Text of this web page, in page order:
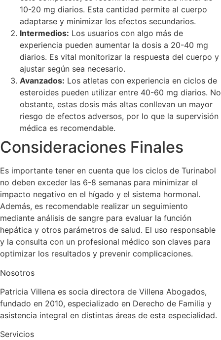
10-20 mg diarios. Esta cantidad permite al cuerpo
adaptarse y minimizar los efectos secundarios.
Intermedios: Los usuarios con algo más de
experiencia pueden aumentar la dosis a 20-40 mg
diarios. Es vital monitorizar la respuesta del cuerpo y
ajustar según sea necesario.
Avanzados: Los atletas con experiencia en ciclos de
esteroides pueden utilizar entre 40-60 mg diarios. No
obstante, estas dosis más altas conllevan un mayor
riesgo de efectos adversos, por lo que la supervisión
médica es recomendable.
Consideraciones Finales
Es importante tener en cuenta que los ciclos de Turinabol
no deben exceder las 6-8 semanas para minimizar el
impacto negativo en el hígado y el sistema hormonal.
Además, es recomendable realizar un seguimiento
mediante análisis de sangre para evaluar la función
hepática y otros parámetros de salud. El uso responsable
y la consulta con un profesional médico son claves para
optimizar los resultados y prevenir complicaciones.
Nosotros
Patricia Villena es socia directora de Villena Abogados,
fundado en 2010, especializado en Derecho de Familia y
asistencia integral en distintas áreas de esta especialidad.
Servicios